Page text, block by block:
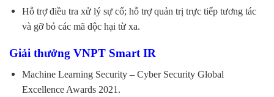
Hỗ trợ điều tra xử lý sự cố; hỗ trợ quản trị trực tiếp tương tác
và gỡ bỏ các mã độc hại từ xa.
Giải thưởng VNPT Smart IR
Machine Learning Security – Cyber Security Global
Excellence Awards 2021.